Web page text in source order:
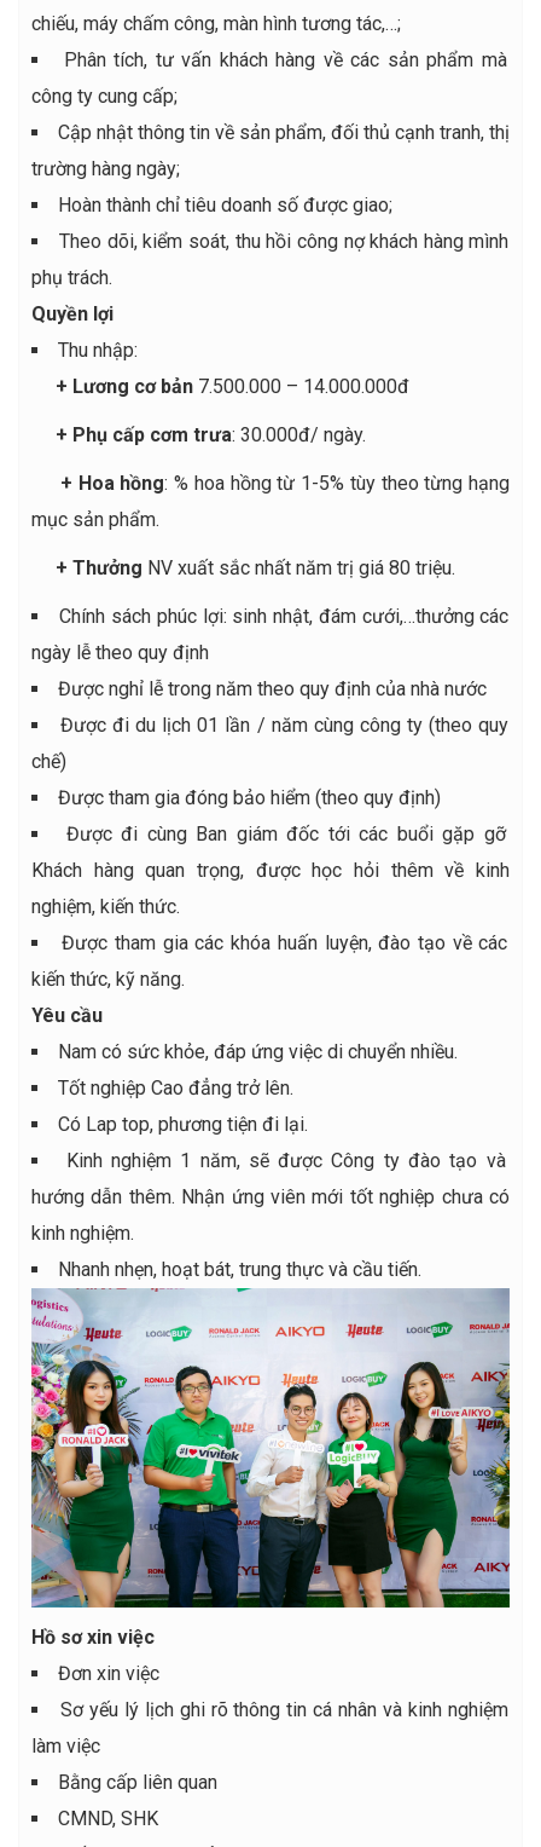
chiếu, máy chấm công, màn hình tương tác,…;
Phân tích, tư vấn khách hàng về các sản phẩm mà
công ty cung cấp;
Cập nhật thông tin về sản phẩm, đối thủ cạnh tranh, thị
trường hàng ngày;
Hoàn thành chỉ tiêu doanh số được giao;
Theo dõi, kiểm soát, thu hồi công nợ khách hàng mình
phụ trách.
Quyền lợi
Thu nhập:
+ Lương cơ bản 7.500.000 – 14.000.000đ
+ Phụ cấp cơm trưa: 30.000đ/ ngày.
+ Hoa hồng: % hoa hồng từ 1-5% tùy theo từng hạng
mục sản phẩm.
+ Thưởng NV xuất sắc nhất năm trị giá 80 triệu.
Chính sách phúc lợi: sinh nhật, đám cưới,…thưởng các
ngày lễ theo quy định
Được nghỉ lễ trong năm theo quy định của nhà nước
Được đi du lịch 01 lần / năm cùng công ty (theo quy
chế)
Được tham gia đóng bảo hiểm (theo quy định)
Được đi cùng Ban giám đốc tới các buổi gặp gỡ
Khách hàng quan trọng, được học hỏi thêm về kinh
nghiệm, kiến thức.
Được tham gia các khóa huấn luyện, đào tạo về các
kiến thức, kỹ năng.
Yêu cầu
Nam có sức khỏe, đáp ứng việc di chuyển nhiều.
Tốt nghiệp Cao đẳng trở lên.
Có Lap top, phương tiện đi lại.
Kinh nghiệm 1 năm, sẽ được Công ty đào tạo và
hướng dẫn thêm. Nhận ứng viên mới tốt nghiệp chưa có
kinh nghiệm.
Nhanh nhẹn, hoạt bát, trung thực và cầu tiến.
Hồ sơ xin việc
Đơn xin việc
Sơ yếu lý lịch ghi rõ thông tin cá nhân và kinh nghiệm
làm việc
Bằng cấp liên quan
CMND, SHK